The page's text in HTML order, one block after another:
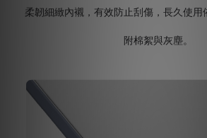
柔韌細緻內襯，有效防止刮傷，長久使用
附棉絮與灰塵。